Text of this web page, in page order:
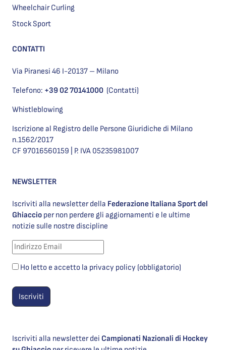
Wheelchair Curling
Stock Sport
CONTATTI
Via Piranesi 46 I-20137 – Milano
Telefono: +39 02 70141000 (Contatti)
Whistleblowing
Iscrizione al Registro delle Persone Giuridiche di Milano
n.1562/2017
CF 97016560159 | P. IVA 05235981007
NEWSLETTER
Iscriviti alla newsletter della Federazione Italiana Sport del
Ghiaccio per non perdere gli aggiornamenti e le ultime
notizie sulle nostre discipline
Ho letto e accetto la privacy policy (obbligatorio)
Iscriviti alla newsletter dei Campionati Nazionali di Hockey